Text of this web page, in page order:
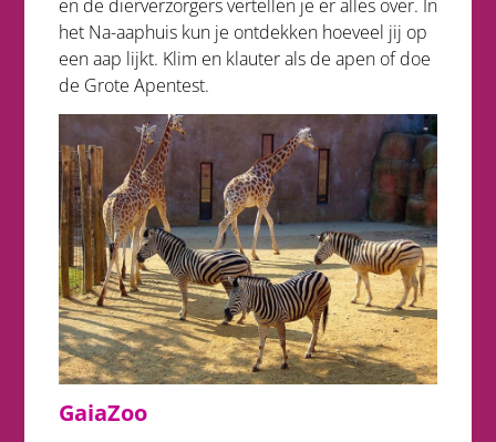
en de dierverzorgers vertellen je er alles over. In
het Na-aaphuis kun je ontdekken hoeveel jij op
een aap lijkt. Klim en klauter als de apen of doe
de Grote Apentest.
GaiaZoo